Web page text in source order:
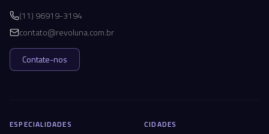
(11) 96919-3194
contato@revoluna.com.br
Contate-nos
ESPECIALIDADES CIDADES